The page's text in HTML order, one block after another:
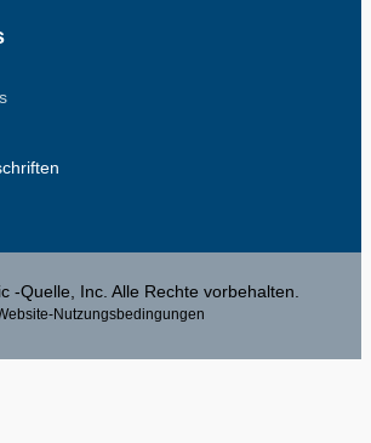
-Quelle, Inc. Alle Rechte vorbehalten.
Nutzungsbedingungen